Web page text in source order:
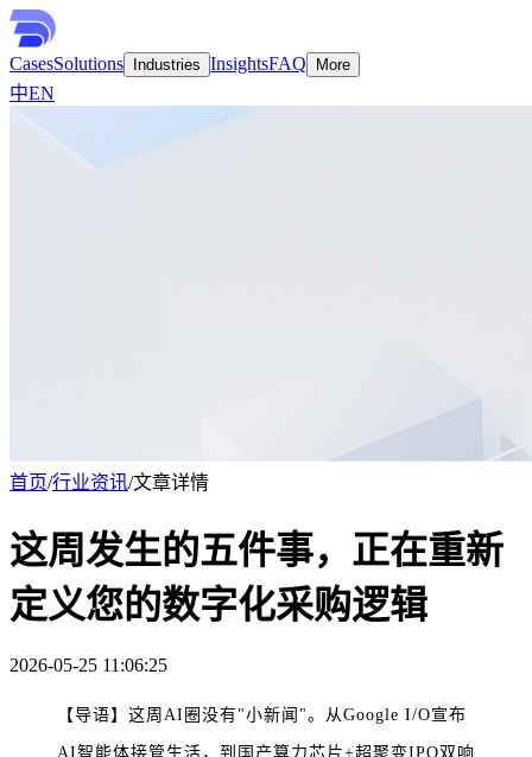
CasesSolutions Industries InsightsFAQ More
中EN
首页/行业资讯/文章详情
这周发生的五件事，正在重新
定义您的数字化采购逻辑
2026-05-25 11:06:25
【导语】 这周AI圈没有"小新闻"。 从Google I/O宣布
AI智能体接管生活，到国产算力芯片+超聚变IPO双响